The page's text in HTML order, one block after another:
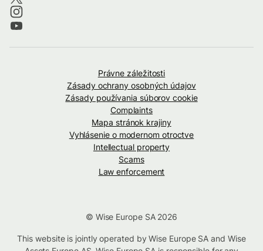
Právne záležitosti
Zásady ochrany osobných údajov
Zásady používania súborov cookie
Complaints
Mapa stránok krajiny
Vyhlásenie o modernom otroctve
Intellectual property
Scams
Law enforcement
© Wise Europe SA 2026
This website is jointly operated by Wise Europe SA and Wise